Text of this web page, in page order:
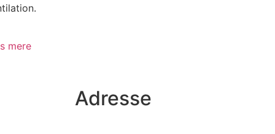
mere
Adresse